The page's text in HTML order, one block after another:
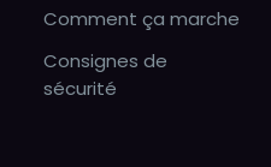
Comment ça marche
Consignes de
sécurité